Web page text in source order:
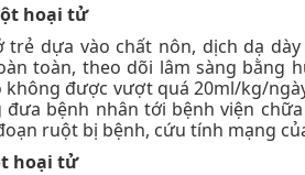
hoại tử
dựa vào chất nôn, dịch dạ
toàn, theo dõi lâm sàng bằng
được vượt quá 20ml/kg/
bệnh nhân tới bệnh viện
ruột bị bệnh, cứu tính mạng
hoại tử